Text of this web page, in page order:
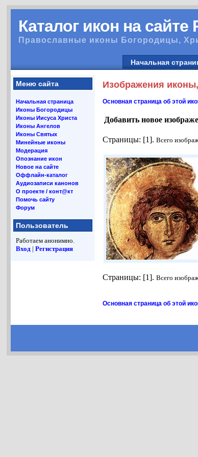
Каталог икон на сайте
Православные иконы Богородицы,
Начальная
Меню сайта
Начальная страница
Иконы Богородицы
Иконы Иисуса Христа
Иконы Ангелов
Иконы Святых
Минейные иконы
Модерация
Опознание икон
Новое на сайте
Оффлайн-каталог
Аудиозаписи канонов
О проекте / конт@кт
Помочь сайту
Форум
Пользователь
Работаем анонимно.
Вход |Регистрация
Изображения
Основная страница об этой
Добавить новое
Страницы: [1].Всего
Страницы: [1].Всего
Основная страница об этой